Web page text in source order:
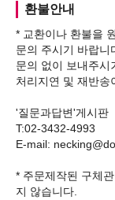
환불안내
* 교환이나 환불을
문의 주시기 바랍니
문의 없이 보내주시
처리지연 및 재반송
'질문과답변'게시판
T:02-3432-4993
E-mail:
* 주문제작된 구체
지 않습니다.